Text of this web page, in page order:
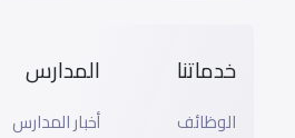
خدماتنا
الوظائف
المدارس
أخبار المدارس